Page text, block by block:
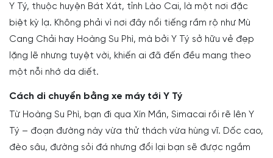
Y Tý, thuộc huyện Bát Xát, tỉnh Lào Cai, là một nơi đặc
biệt kỳ lạ. Không phải vì nơi đây nổi tiếng rầm rộ như Mù
Cang Chải hay Hoàng Su Phì, mà bởi Y Tý sở hữu vẻ đẹp
lặng lẽ nhưng tuyệt vời, khiến ai đã đến đều mang theo
một nỗi nhớ da diết.
Cách di chuyển bằng xe máy tới Y Tý
Từ Hoàng Su Phì, bạn đi qua Xín Mần, Simacai rồi rẽ lên Y
Tý – đoạn đường này vừa thử thách vừa hùng vĩ. Dốc cao,
đèo sâu, đường sỏi đá nhưng đổi lại bạn sẽ được ngắm